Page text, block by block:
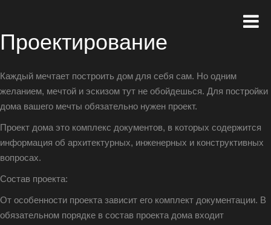
Проектирование
Каждый мечтает построить дом для себя сам. Но одним
желанием, мечтой и эскизом тут не обойдешься. Для постройки
дома вашего мечты обязательно нужен проект.
Проект дома это комплекс документов, в которых содержится
информация об архитектурных, инженерных и конструктивных
вопросах.
Состав проекта:
От особенности проекта зависит его комплект документации. В
обязательном порядке в состав проекта дома входит